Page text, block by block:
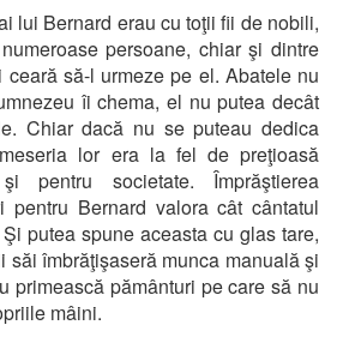
lui Bernard erau cu toţii fii de nobili,
persoane, chiar şi dintre
să-l urmeze pe el. Abatele nu
îi chema, el nu putea decât
Chiar dacă nu se puteau dedica
lor era la fel de preţioasă
pentru societate. Împrăştierea
pentru Bernard valora cât cântatul
putea spune aceasta cu glas tare,
săi îmbrăţişaseră munca manuală şi
primească pământuri pe care să nu
mâini.